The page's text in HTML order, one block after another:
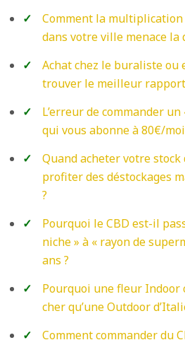
Comment la multiplication
dans votre ville menace la
Achat chez le buraliste ou
trouver le meilleur
L’erreur de commander
qui vous abonne à 80€/
Quand acheter votre stock
profiter des déstockages
?
Pourquoi le CBD est-il
niche » à « rayon de
ans ?
Pourquoi une fleur
cher qu’une Outdoor
Comment commander du